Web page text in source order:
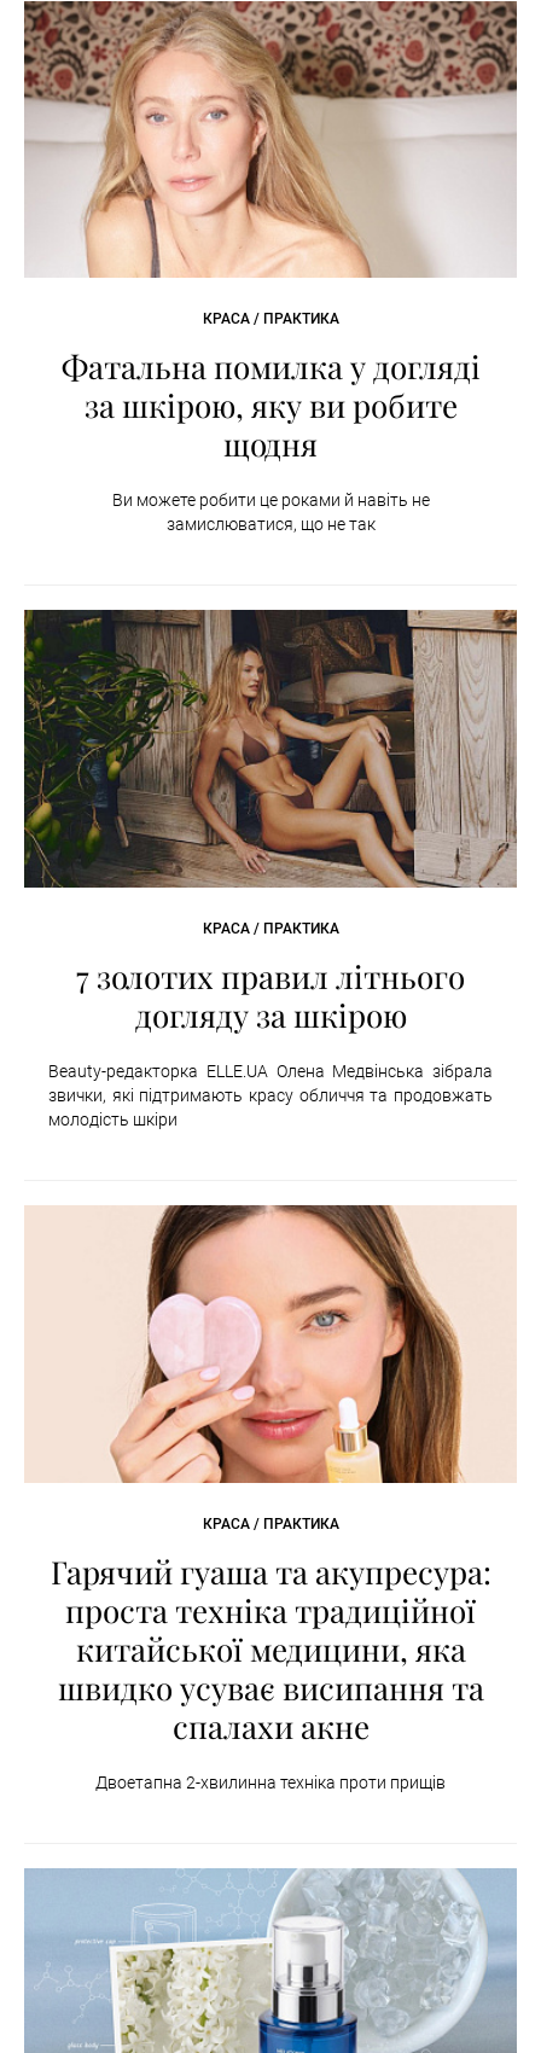
КРАСА / ПРАКТИКА
Фатальна помилка у догляді
за шкірою, яку ви робите
щодня
Ви можете робити це роками й навіть не
замислюватися, що не так
КРАСА / ПРАКТИКА
7 золотих правил літнього
догляду за шкірою
Beauty-редакторка ELLE.UA Олена Медвінська зібрала
звички, які підтримають красу обличчя та продовжать
молодість шкіри
КРАСА / ПРАКТИКА
Гарячий гуаша та акупресура:
проста техніка традиційної
китайської медицини, яка
швидко усуває висипання та
спалахи акне
Двоетапна 2-хвилинна техніка проти прищів